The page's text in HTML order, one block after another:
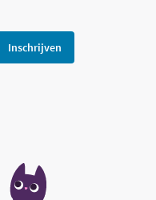
Inschrijven